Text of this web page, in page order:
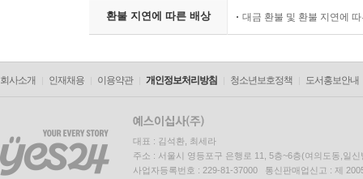
환불 지연에 따른 배상 대금 환불 및 환불 지연에
회사소개 인재채용 이용약관 개인정보처리방침 청소년보호정책 도서홍보안내
대표 : 김석환, 최세라
주소 : 서울시 영등포구 은행로 11, 5층~6층(여의도동,일신
사업자등록번호 : 229-81-37000 통신판매업신고 : 제